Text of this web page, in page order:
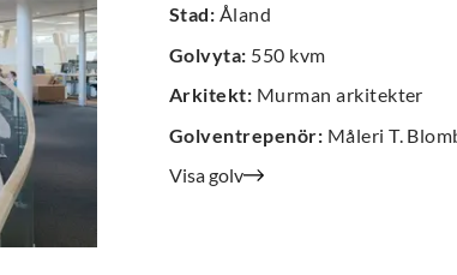
Stad: Åland
Golvyta: 550 kvm
Arkitekt: Murman arkitekter
Golventrepenör: Måleri T.
Visa golv